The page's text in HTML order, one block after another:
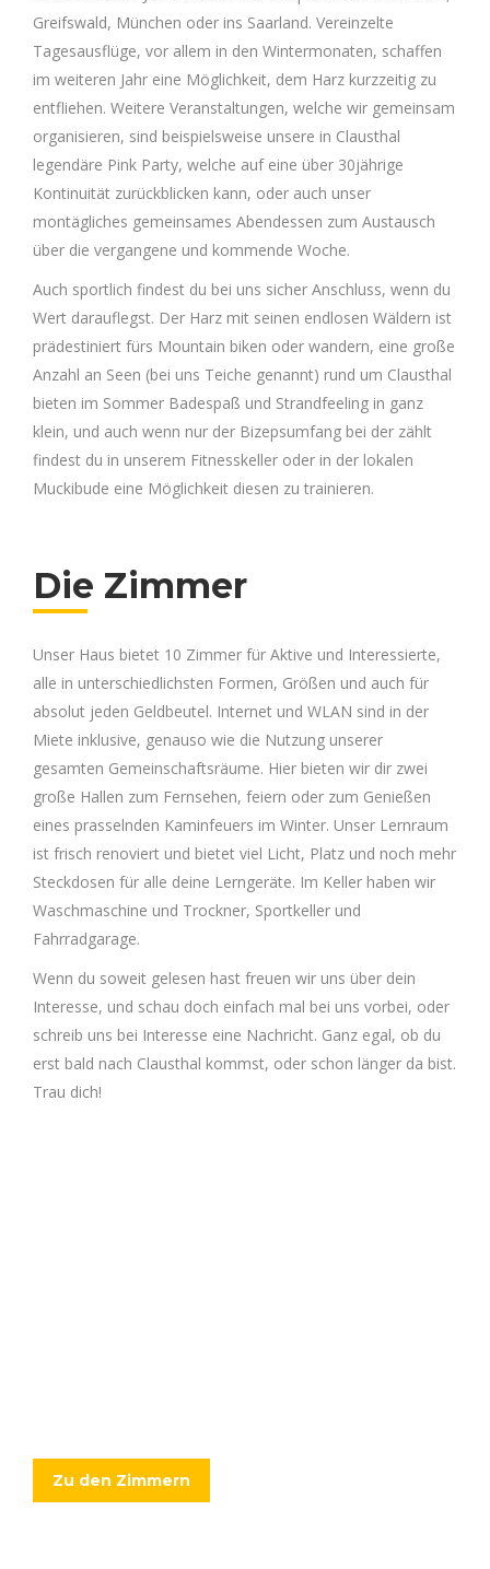
Greifswald, München oder ins Saarland. Vereinzelte
Tagesausflüge, vor allem in den Wintermonaten, schaffen
im weiteren Jahr eine Möglichkeit, dem Harz kurzzeitig zu
entfliehen. Weitere Veranstaltungen, welche wir gemeinsam
organisieren, sind beispielsweise unsere in Clausthal
legendäre Pink Party, welche auf eine über 30jährige
Kontinuität zurückblicken kann, oder auch unser
montägliches gemeinsames Abendessen zum Austausch
über die vergangene und kommende Woche.
Auch sportlich findest du bei uns sicher Anschluss, wenn du
Wert darauflegst. Der Harz mit seinen endlosen Wäldern ist
prädestiniert fürs Mountain biken oder wandern, eine große
Anzahl an Seen (bei uns Teiche genannt) rund um Clausthal
bieten im Sommer Badespaß und Strandfeeling in ganz
klein, und auch wenn nur der Bizepsumfang bei der zählt
findest du in unserem Fitnesskeller oder in der lokalen
Muckibude eine Möglichkeit diesen zu trainieren.
Die Zimmer
Unser Haus bietet 10 Zimmer für Aktive und Interessierte,
alle in unterschiedlichsten Formen, Größen und auch für
absolut jeden Geldbeutel. Internet und WLAN sind in der
Miete inklusive, genauso wie die Nutzung unserer
gesamten Gemeinschaftsräume. Hier bieten wir dir zwei
große Hallen zum Fernsehen, feiern oder zum Genießen
eines prasselnden Kaminfeuers im Winter. Unser Lernraum
ist frisch renoviert und bietet viel Licht, Platz und noch mehr
Steckdosen für alle deine Lerngeräte. Im Keller haben wir
Waschmaschine und Trockner, Sportkeller und
Fahrradgarage.
Wenn du soweit gelesen hast freuen wir uns über dein
Interesse, und schau doch einfach mal bei uns vorbei, oder
schreib uns bei Interesse eine Nachricht. Ganz egal, ob du
erst bald nach Clausthal kommst, oder schon länger da bist.
Trau dich!
Zu den Zimmern